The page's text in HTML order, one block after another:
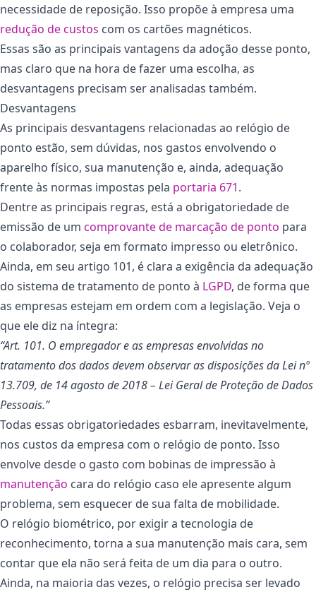
necessidade de reposição. Isso propõe à empresa uma
redução de custos com os cartões magnéticos.
Essas são as principais vantagens da adoção desse ponto,
mas claro que na hora de fazer uma escolha, as
desvantagens precisam ser analisadas também.
Desvantagens
As principais desvantagens relacionadas ao relógio de
ponto estão, sem dúvidas, nos gastos envolvendo o
aparelho físico, sua manutenção e, ainda, adequação
frente às normas impostas pela portaria 671.
Dentre as principais regras, está a obrigatoriedade de
emissão de um comprovante de marcação de ponto para
o colaborador, seja em formato impresso ou eletrônico.
Ainda, em seu artigo 101, é clara a exigência da adequação
do sistema de tratamento de ponto à LGPD, de forma que
as empresas estejam em ordem com a legislação. Veja o
que ele diz na íntegra:
“Art. 101. O empregador e as empresas envolvidas no
tratamento dos dados devem observar as disposições da Lei nº
13.709, de 14 agosto de 2018 – Lei Geral de Proteção de Dados
Pessoais.”
Todas essas obrigatoriedades esbarram, inevitavelmente,
nos custos da empresa com o relógio de ponto. Isso
envolve desde o gasto com bobinas de impressão à
manutenção cara do relógio caso ele apresente algum
problema, sem esquecer de sua falta de mobilidade.
O relógio biométrico, por exigir a tecnologia de
reconhecimento, torna a sua manutenção mais cara, sem
contar que ela não será feita de um dia para o outro.
Ainda, na maioria das vezes, o relógio precisa ser levado